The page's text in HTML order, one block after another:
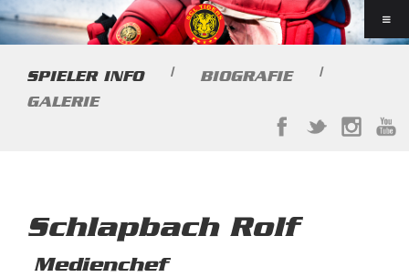
SPIELER INFO | BIOGRAFIE
|
GALERIE
Schlapbach Rolf
Medienchef